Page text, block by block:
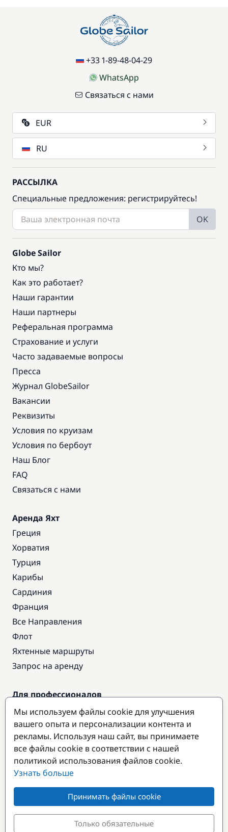
+33 1-89-48-04-29
WhatsApp
Связаться с нами
EUR
RU
РАССЫЛКА
Специальные предложения: регистрируйтесь!
OK
Globe Sailor
Кто мы?
Как это работает?
Наши гарантии
Наши партнеры
Реферальная программа
Страхование и услуги
Часто задаваемые вопросы
Пресса
Журнал GlobeSailor
Вакансии
Реквизиты
Условия по круизам
Условия по бербоут
Наш Блог
FAQ
Связаться с нами
Аренда Яхт
Греция
Хорватия
Турция
Карибы
Сардиния
Франция
Все Направления
Флот
Яхтенные маршруты
Запрос на аренду
Для профессионалов
Доступ про
Стать партнером
Популярные направления
Мы используем файлы cookie для улучшения
вашего опыта и персонализации контента и
рекламы. Используя наш сайт, вы принимаете
все файлы cookie в соответствии с нашей
политикой использования файлов cookie.
Узнать больше
Принимать файлы cookie
Только обязательные